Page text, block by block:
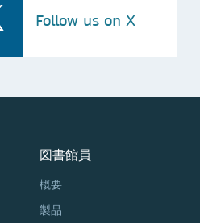
Follow us on X
図書館員
概要
製品